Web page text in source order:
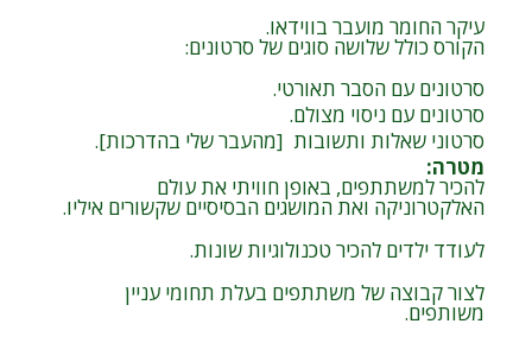
עיקר החומר מועבר בווידאו.
הקורס כולל שלושה סוגים של סרטונים:
סרטונים עם הסבר תאורטי.
סרטונים עם ניסוי מצולם.
סרטוני שאלות ותשובות [מהעבר שלי בהדרכות].
מטרה:
להכיר למשתתפים, באופן חוויתי את עולם
האלקטרוניקה ואת המושגים הבסיסיים שקשורים איליו.
לעודד ילדים להכיר טכנולוגיות שונות.
לצור קבוצה של משתתפים בעלת תחומי עניין
משותפים.